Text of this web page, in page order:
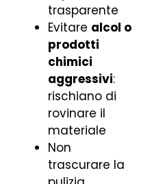
trasparente
Evitare alcol o
prodotti
chimici
aggressivi:
rischiano di
rovinare il
materiale
Non
trascurare la